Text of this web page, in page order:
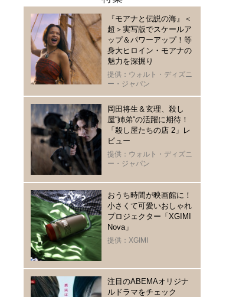
『モアナと伝説の海』＜
超＞実写版でスケールア
ップ＆パワーアップ！等
身大ヒロイン・モアナの
魅力を深掘り
提供：ウォルト・ディズニ
ー・ジャパン
岡田将生＆玄理、殺し
屋“姉弟“の活躍に期待！
「殺し屋たちの店 2」レ
ビュー
提供：ウォルト・ディズニ
ー・ジャパン
おうち時間が映画館に！
小さくて可愛いおしゃれ
プロジェクター「XGIMI
Nova」
提供：XGIMI
注目のABEMAオリジナ
ルドラマをチェック